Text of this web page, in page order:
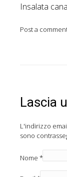
Insalata
Post a
Lascia
L'indirizzo
sono
Nome *